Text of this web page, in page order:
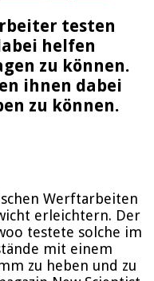
testen
helfen
zu können.
ihnen dabei
zu können.
Werftarbeiten
erleichtern. Der
testete solche im
mit einem
zu heben und zu